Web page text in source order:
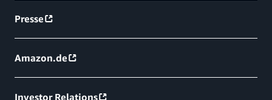
Presse
Amazon.de
Investor Relations